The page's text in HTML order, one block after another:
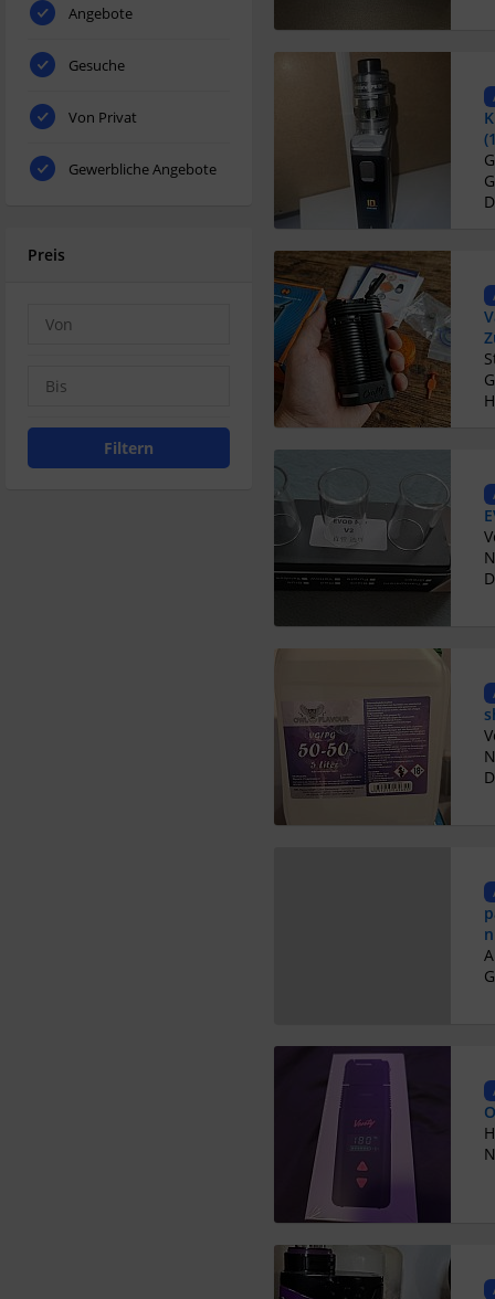
Angebote
Gesuche
Von Privat
Gewerbliche Angebote
Preis
Filtern